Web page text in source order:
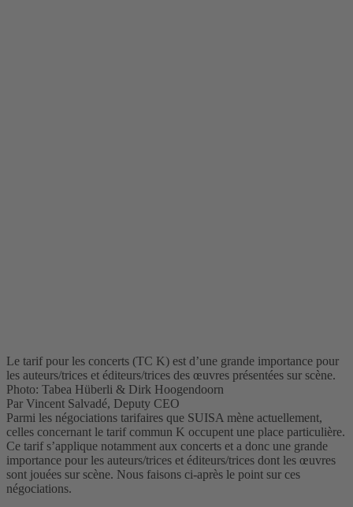
Le tarif pour les concerts (TC K) est d’une grande importance pour
les auteurs/trices et éditeurs/trices des œuvres présentées sur scène.
Photo: Tabea Hüberli & Dirk Hoogendoorn
Par Vincent Salvadé, Deputy CEO
Parmi les négociations tarifaires que SUISA mène actuellement,
celles concernant le tarif commun K occupent une place particulière.
Ce tarif s’applique notamment aux concerts et a donc une grande
importance pour les auteurs/trices et éditeurs/trices dont les œuvres
sont jouées sur scène. Nous faisons ci-après le point sur ces
négociations.